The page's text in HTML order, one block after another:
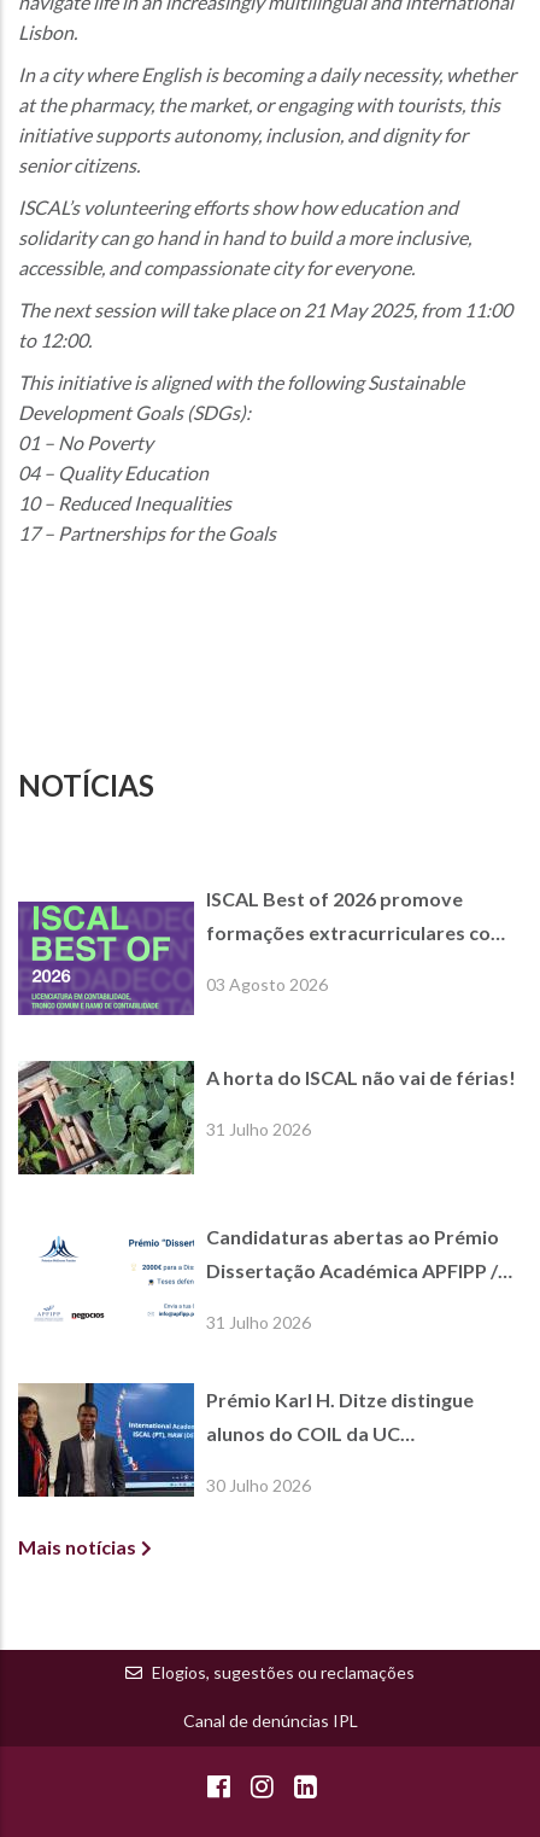
Lisbon.
In a city where English is becoming a daily necessity, whether
at the pharmacy, the market, or engaging with tourists, this
initiative supports autonomy, inclusion, and dignity for
senior citizens.
ISCAL’s volunteering efforts show how education and
solidarity can go hand in hand to build a more inclusive,
accessible, and compassionate city for everyone.
The next session will take place on 21 May 2025, from 11:00
to 12:00.
This initiative is aligned with the following Sustainable
Development Goals (SDGs):
01 – No Poverty
04 – Quality Education
10 – Reduced Inequalities
17 – Partnerships for the Goals
NOTÍCIAS
ISCAL Best of 2026 promove
formações extracurriculares com
03 Agosto 2026
A horta do ISCAL não vai de férias!
31 Julho 2026
Candidaturas abertas ao Prémio
Dissertação Académica APFIPP /
31 Julho 2026
Prémio Karl H. Ditze distingue
alunos do COIL da UC
30 Julho 2026
Mais notícias
Elogios, sugestões ou reclamações
Canal de denúncias IPL